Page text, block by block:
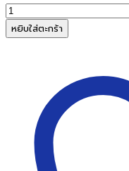
จำนวน
เก้าอี้
ห้องเรียน
อนุบาล
หยิบใส่ตะกร้า